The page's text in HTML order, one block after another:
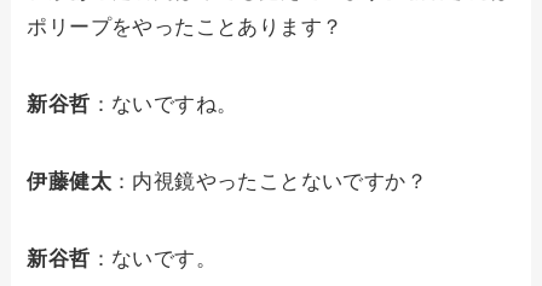
ポリープをやったことあります？
新谷哲 ：ないですね。
伊藤健太 ：内視鏡やったことないですか？
新谷哲 ：ないです。